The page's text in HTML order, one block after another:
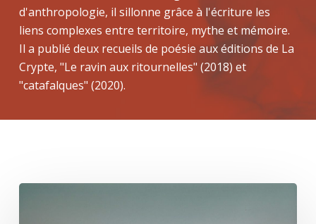
d'anthropologie, il sillonne grâce à l'écriture les
liens complexes entre territoire, mythe et mémoire.
Il a publié deux recueils de poésie aux éditions de La
Crypte, "Le ravin aux ritournelles" (2018) et
"catafalques" (2020).
Alma